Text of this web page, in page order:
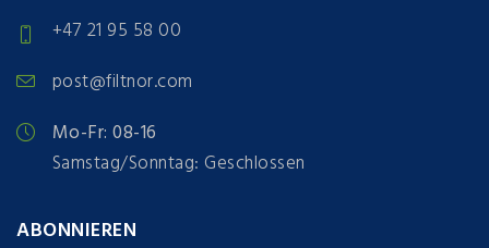
+47 21 95 58 00
post@filtnor.com
Mo-Fr: 08-16
Samstag/Sonntag: Geschlossen
ABONNIEREN